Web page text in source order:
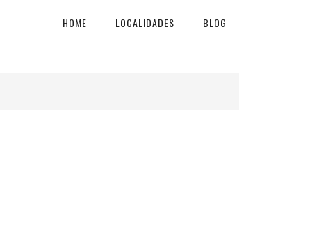
HOME LOCALIDADES BLOG